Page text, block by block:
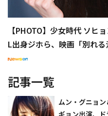
【PHOTO】少女時代 ソヒ
L出身ジホら、映画「別れ
画あり）
記事一覧
ムン・グニョ